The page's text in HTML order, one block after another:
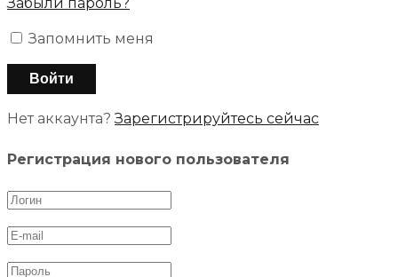
Забыли пароль?
Запомнить меня
Нет аккаунта?Зарегистрируйтесь сейчас
Регистрация нового пользователя